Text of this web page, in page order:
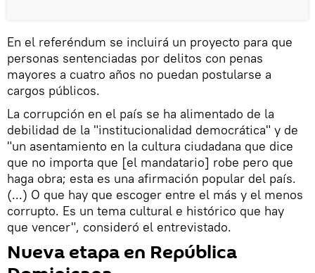
En el referéndum se incluirá un proyecto para que
personas sentenciadas por delitos con penas
mayores a cuatro años no puedan postularse a
cargos públicos.
La corrupción en el país se ha alimentado de la
debilidad de la "institucionalidad democrática" y de
"un asentamiento en la cultura ciudadana que dice
que no importa que [el mandatario] robe pero que
haga obra; esta es una afirmación popular del país.
(...) O que hay que escoger entre el más y el menos
corrupto. Es un tema cultural e histórico que hay
que vencer", consideró el entrevistado.
Nueva etapa en República